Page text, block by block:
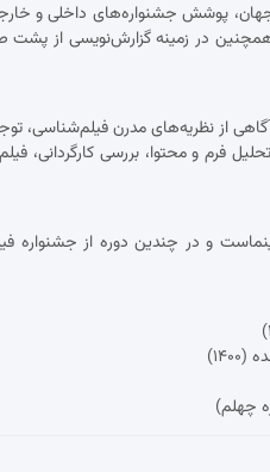
پوشش جشنواره‌های داخلی و خارجی،
در زمینه گزارش‌نویسی از
از نظریه‌های مدرن فیلم‌شناسی،
و محتوا، بررسی کارگردانی،
و در چندین دوره از جشنواره
چهلم)